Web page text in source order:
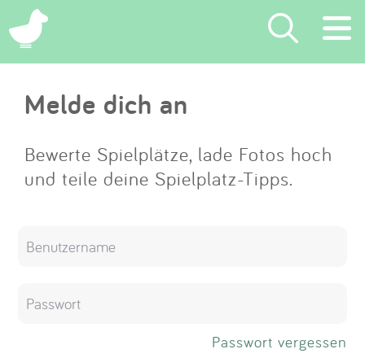
×
Suchen
Eintragen
App
Melde dich an
Bewerte Spielplätze, lade Fotos hoch
und teile deine Spielplatz-Tipps.
Passwort vergessen